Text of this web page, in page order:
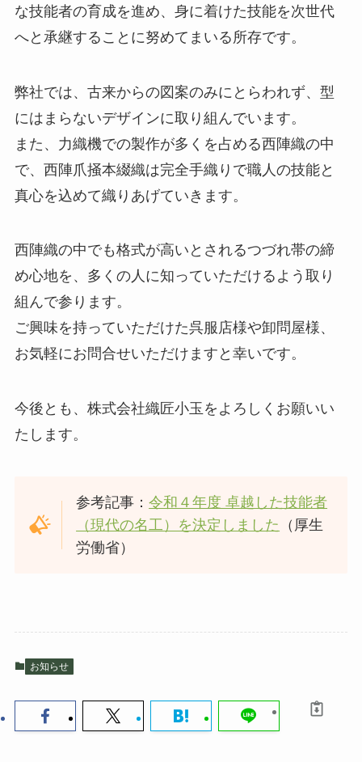
な技能者の育成を進め、身に着けた技能を次世代
へと承継することに努めてまいる所存です。
弊社では、古来からの図案のみにとらわれず、型
にはまらないデザインに取り組んでいます。
また、力織機での製作が多くを占める西陣織の中
で、西陣爪掻本綴織は完全手織りで職人の技能と
真心を込めて織りあげていきます。
西陣織の中でも格式が高いとされるつづれ帯の締
め心地を、多くの人に知っていただけるよう取り
組んで参ります。
ご興味を持っていただけた呉服店様や卸問屋様、
お気軽にお問合せいただけますと幸いです。
今後とも、株式会社織匠小玉をよろしくお願いい
たします。
参考記事：令和４年度 卓越した技能者
（現代の名工）を決定しました
（厚生
労働省）
お知らせ